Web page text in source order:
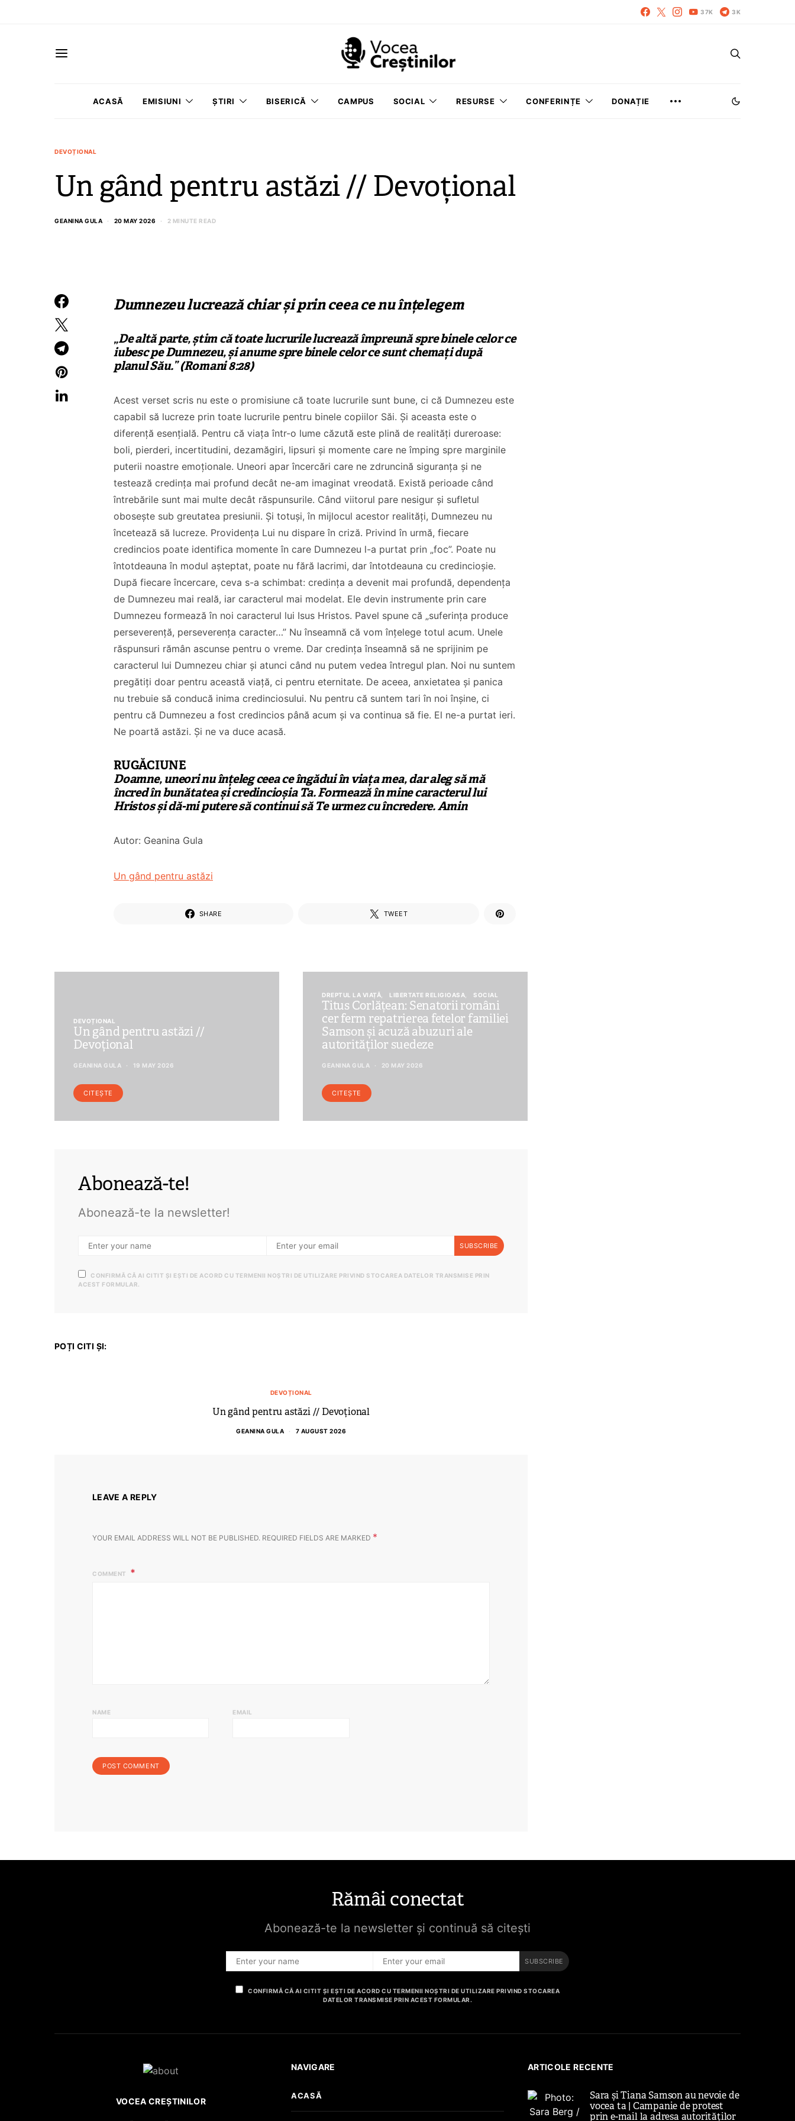
Co-fondatorul
Bisericii Sataniste
din Africa de Sud,
renuntă după ce
experimenteaza
dragostea lui
Hristos
De ce ai pleca(t) din
biserica locală?
Dragă Ciprian.
Mesaj Florin
Ianovici
37K 3K
ACASĂ EMISIUNI ȘTIRI BISERICĂ CAMPUS SOCIAL RESURSE CONFERINȚE DONAȚIE
DEVOȚIONAL
Un gând pentru astăzi // Devoțional
GEANINA GULA 20 MAY 2026 2 MINUTE READ
Dumnezeu lucrează chiar și prin ceea ce nu înțelegem
„De altă parte, știm că toate lucrurile lucrează împreună spre binele celor ce
iubesc pe Dumnezeu, și anume spre binele celor ce sunt chemați după
planul Său.” (Romani 8:28)
Acest verset scris nu este o promisiune că toate lucrurile sunt bune, ci că Dumnezeu este
capabil să lucreze prin toate lucrurile pentru binele copiilor Săi. Și aceasta este o
diferență esențială. Pentru că viața într-o lume căzută este plină de realități dureroase:
boli, pierderi, incertitudini, dezamăgiri, lipsuri și momente care ne împing spre marginile
puterii noastre emoționale. Uneori apar încercări care ne zdruncină siguranța și ne
testează credința mai profund decât ne-am imaginat vreodată. Există perioade când
întrebările sunt mai multe decât răspunsurile. Când viitorul pare nesigur și sufletul
obosește sub greutatea presiunii. Și totuși, în mijlocul acestor realități, Dumnezeu nu
încetează să lucreze. Providența Lui nu dispare în criză. Privind în urmă, fiecare
credincios poate identifica momente în care Dumnezeu l-a purtat prin „foc”. Poate nu
întotdeauna în modul așteptat, poate nu fără lacrimi, dar întotdeauna cu credincioșie.
După fiecare încercare, ceva s-a schimbat: credința a devenit mai profundă, dependența
de Dumnezeu mai reală, iar caracterul mai modelat. Ele devin instrumente prin care
Dumnezeu formează în noi caracterul lui Isus Hristos. Pavel spune că „suferința produce
perseverență, perseverența caracter…” Nu înseamnă că vom înțelege totul acum. Unele
răspunsuri rămân ascunse pentru o vreme. Dar credința înseamnă să ne sprijinim pe
caracterul lui Dumnezeu chiar și atunci când nu putem vedea întregul plan. Noi nu suntem
pregătiți doar pentru această viață, ci pentru eternitate. De aceea, anxietatea și panica
nu trebuie să conducă inima credinciosului. Nu pentru că suntem tari în noi înșine, ci
pentru că Dumnezeu a fost credincios până acum și va continua să fie. El ne-a purtat ieri.
Ne poartă astăzi. Și ne va duce acasă.
RUGĂCIUNE
Doamne, uneori nu înțeleg ceea ce îngădui în viața mea, dar aleg să mă
încred în bunătatea și credincioșia Ta. Formează în mine caracterul lui
Hristos și dă-mi putere să continui să Te urmez cu încredere. Amin
Autor: Geanina Gula
Un gând pentru astăzi
SHARE TWEET
DEVOȚIONAL
Un gând pentru astăzi //
Devoțional
GEANINA GULA 19 MAY 2026
CITEȘTE
DREPTUL LA VIAȚĂ LIBERTATE RELIGIOASA SOCIAL
Titus Corlățean: Senatorii români
cer ferm repatrierea fetelor familiei
Samson și acuză abuzuri ale
autorităților suedeze
GEANINA GULA 20 MAY 2026
CITEȘTE
Abonează-te!
Abonează-te la newsletter!
SUBSCRIBE
CONFIRMĂ CĂ AI CITIT ȘI EȘTI DE ACORD CU TERMENII NOȘTRI DE UTILIZARE PRIVIND STOCAREA DATELOR TRANSMISE PRIN
ACEST FORMULAR.
POȚI CITI ȘI:
DEVOȚIONAL
Un gând pentru astăzi // Devoțional
GEANINA GULA 7 AUGUST 2026
LEAVE A REPLY
YOUR EMAIL ADDRESS WILL NOT BE PUBLISHED. REQUIRED FIELDS ARE MARKED *
COMMENT
NAME EMAIL
Rămâi conectat
Abonează-te la newsletter și continuă să citești
SUBSCRIBE
CONFIRMĂ CĂ AI CITIT ȘI EȘTI DE ACORD CU TERMENII NOȘTRI DE UTILIZARE PRIVIND STOCAREA
DATELOR TRANSMISE PRIN ACEST FORMULAR.
VOCEA CREȘTINILOR
NAVIGARE
ACASĂ
ARTICOLE RECENTE
Sara și Tiana Samson au nevoie de
vocea ta | Campanie de protest
prin e-mail la adresa autorităților